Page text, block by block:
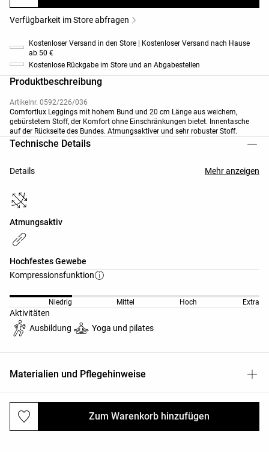
Zum Warenkorb hinzufügen
Verfügbarkeit im Store abfragen
Kostenloser Versand in den Store | Kostenloser Versand nach Hause
ab 50 €
Kostenlose Rückgabe im Store und an Abgabestellen
Produktbeschreibung
Artikelnr. 0592/226/036
Comfortlux Leggings mit hohem Bund und 20 cm Länge aus weichem,
gebürstetem Stoff, der Komfort ohne Einschränkungen bietet. Innentasche
auf der Rückseite des Bundes. Atmungsaktiver und sehr robuster Stoff.
Technische Details
Details Mehr anzeigen
Atmungsaktiv
Hochfestes Gewebe
Kompressionsfunktion
Niedrig Mittel Hoch Extra
Aktivitäten
Ausbildung
Yoga und pilates
Materialien und Pflegehinweise
Versand und Rücksendungen